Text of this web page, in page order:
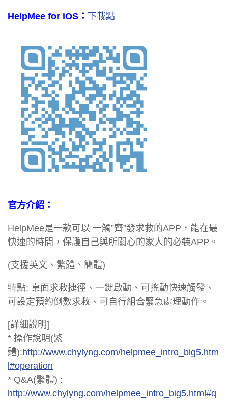
HelpMee for iOS： 下載點
官方介紹：
HelpMee是一款可以 一觸”齊”發求救的APP，能在最
快速的時間，保護自己與所關心的家人的必裝APP。
(支援英文、繁體、簡體)
特點: 桌面求救捷徑、一鍵啟動、可搖動快速觸發、
可設定預約倒數求救、可自行組合緊急處理動作。
[詳細說明]
* 操作說明(繁
體):http://www.chylyng.com/helpmee_intro_big5.htm
l#operation
* Q&A(繁體) :
http://www.chylyng.com/helpmee_intro_big5.html#q